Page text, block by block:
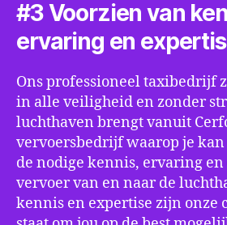
#3 Voorzien van
ervaring en
Ons professioneel taxibedrijf
in alle veiligheid en zonder
luchthaven brengt vanuit
vervoersbedrijf waarop je
de nodige kennis, ervaring
vervoer van en naar de
kennis en expertise zijn onze